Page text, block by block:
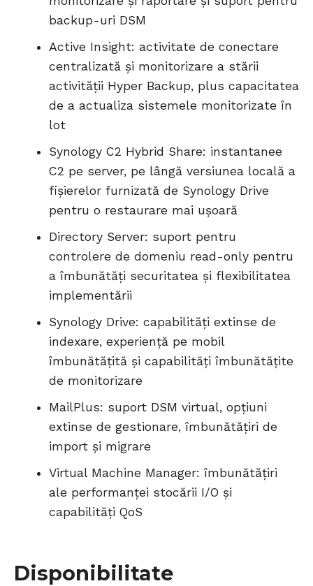
backup-uri DSM
Active Insight: activitate de conectare
centralizată și monitorizare a stării
activității Hyper Backup, plus capacitatea
de a actualiza sistemele monitorizate în
lot
Synology C2 Hybrid Share: instantanee
C2 pe server, pe lângă versiunea locală a
fișierelor furnizată de Synology Drive
pentru o restaurare mai ușoară
Directory Server: suport pentru
controlere de domeniu read-only pentru
a îmbunătăți securitatea și flexibilitatea
implementării
Synology Drive: capabilități extinse de
indexare, experiență pe mobil
îmbunătățită și capabilități îmbunătățite
de monitorizare
MailPlus: suport DSM virtual, opțiuni
extinse de gestionare, îmbunătățiri de
import și migrare
Virtual Machine Manager: îmbunătățiri
ale performanței stocării I/O și
capabilități QoS
Disponibilitate